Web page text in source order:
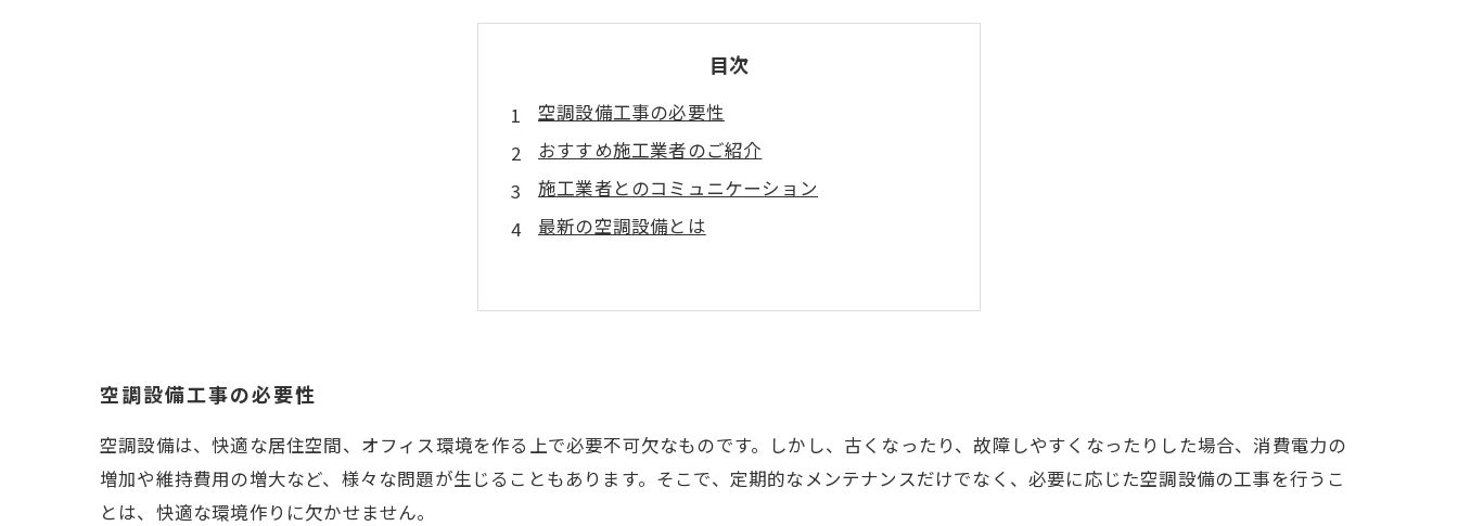
目次
空調設備工事の必要性
おすすめ施工業者のご紹介
施工業者とのコミュニケーション
最新の空調設備とは
空調設備工事の必要性
空調設備は、快適な居住空間、オフィス環境を作る上で必要不可欠なものです。しかし、古くなったり、故障しやすくなったりした場合、消費電力の
増加や維持費用の増大など、様々な問題が生じることもあります。そこで、定期的なメンテナンスだけでなく、必要に応じた空調設備の工事を行うこ
とは、快適な環境作りに欠かせません。